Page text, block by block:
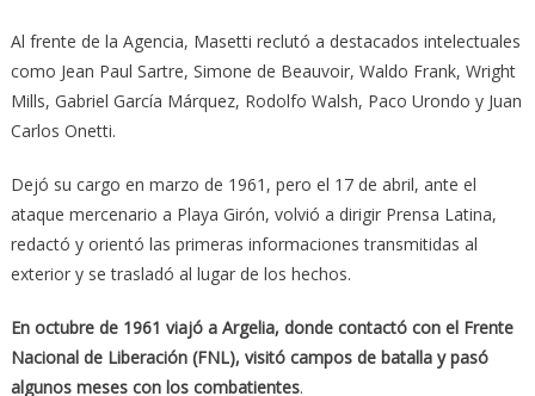
Al frente de la Agencia, Masetti reclutó a destacados intelectuales
como Jean Paul Sartre, Simone de Beauvoir, Waldo Frank, Wright
Mills, Gabriel García Márquez, Rodolfo Walsh, Paco Urondo y Juan
Carlos Onetti.
Dejó su cargo en marzo de 1961, pero el 17 de abril, ante el
ataque mercenario a Playa Girón, volvió a dirigir Prensa Latina,
redactó y orientó las primeras informaciones transmitidas al
exterior y se trasladó al lugar de los hechos.
En octubre de 1961 viajó a Argelia, donde contactó con el Frente
Nacional de Liberación (FNL), visitó campos de batalla y pasó
algunos meses con los combatientes.